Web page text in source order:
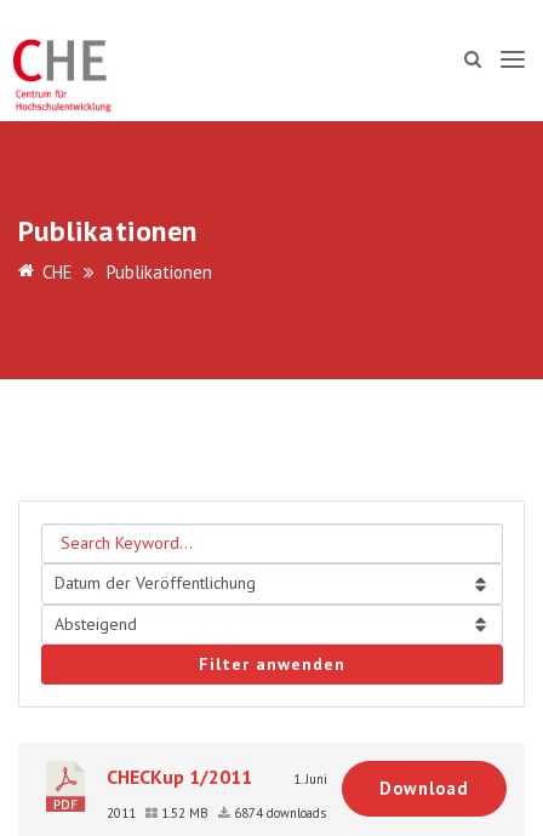
Publikationen
CHE Publikationen
Filter anwenden
CHECKup 1/2011
1. Juni
2011
1.52 MB 6874 downloads
Download